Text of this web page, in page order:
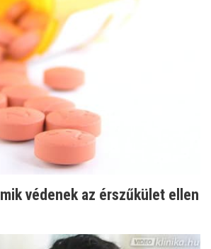
védenek az érszűkület ellen